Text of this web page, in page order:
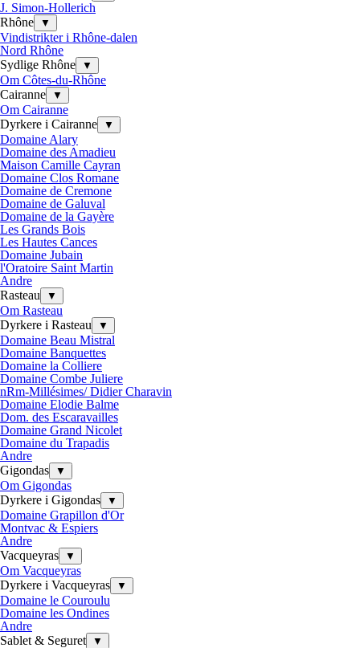
J. Simon-Hollerich
Rhône
▼
Vindistrikter i Rhône-dalen
Nord Rhône
Sydlige Rhône
▼
Om Côtes-du-Rhône
Cairanne
▼
Om Cairanne
Dyrkere i Cairanne
▼
Domaine Alary
Domaine des Amadieu
Maison Camille Cayran
Domaine Clos Romane
Domaine de Cremone
Domaine de Galuval
Domaine de la Gayère
Les Grands Bois
Les Hautes Cances
Domaine Jubain
l'Oratoire Saint Martin
Andre
Rasteau
▼
Om Rasteau
Dyrkere i Rasteau
▼
Domaine Beau Mistral
Domaine Banquettes
Domaine la Colliere
Domaine Combe Juliere
nRm-Millésimes/ Didier Charavin
Domaine Elodie Balme
Dom. des Escaravailles
Domaine Grand Nicolet
Domaine du Trapadis
Andre
Gigondas
▼
Om Gigondas
Dyrkere i Gigondas
▼
Domaine Grapillon d'Or
Montvac & Espiers
Andre
Vacqueyras
▼
Om Vacqueyras
Dyrkere i Vacqueyras
▼
Domaine le Couroulu
Domaine les Ondines
Andre
Sablet & Seguret
▼